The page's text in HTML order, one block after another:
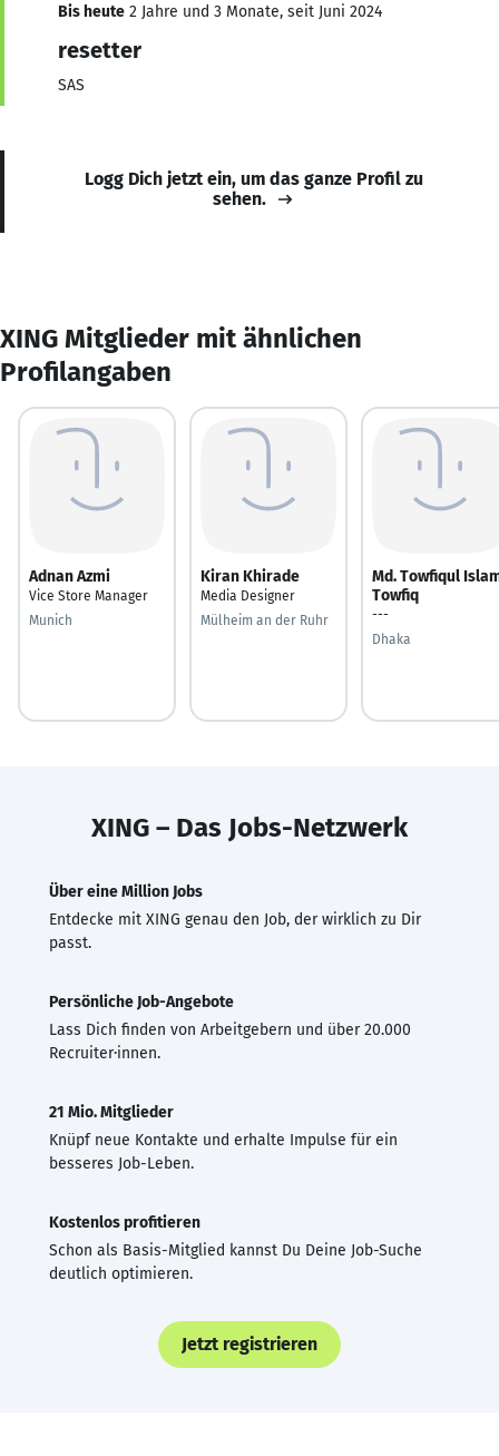
Bis heute 2 Jahre und 3 Monate, seit Juni 2024
resetter
SAS
Logg Dich jetzt ein, um das ganze Profil zu
sehen.
XING Mitglieder mit ähnlichen
Profilangaben
Adnan Azmi
Vice Store Manager
Munich
Kiran Khirade
Media Designer
Mülheim an der Ruhr
Md. Towfiqul
Towfiq
---
Dhaka
XING – Das Jobs-Netzwerk
Über eine Million Jobs
Entdecke mit XING genau den Job, der wirklich zu Dir
passt.
Persönliche Job-Angebote
Lass Dich finden von Arbeitgebern und über 20.000
Recruiter·innen.
21 Mio. Mitglieder
Knüpf neue Kontakte und erhalte Impulse für ein
besseres Job-Leben.
Kostenlos profitieren
Schon als Basis-Mitglied kannst Du Deine Job-Suche
deutlich optimieren.
Jetzt registrieren